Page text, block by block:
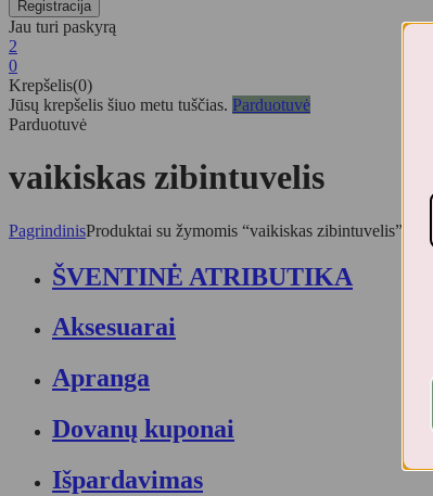
Jau turi paskyrą
2
0
Krepšelis(0)
Jūsų krepšelis šiuo metu tuščias. Parduotuvė
Parduotuvė
vaikiskas zibintuvelis
PagrindinisProduktai su žymomis “vaikiskas zibintuvelis”
ŠVENTINĖ ATRIBUTIKA
Aksesuarai
Apranga
Dovanų kuponai
Išpardavimas